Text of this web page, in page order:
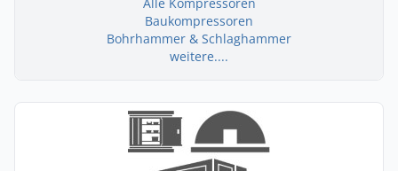
Baukompressoren
Bohrhammer & Schlaghammer
weitere....